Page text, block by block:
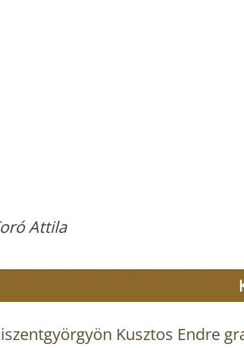
Attila
Kusztos Endre